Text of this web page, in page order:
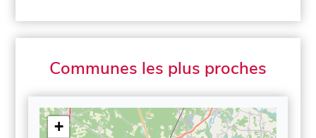
Communes les plus proches
+